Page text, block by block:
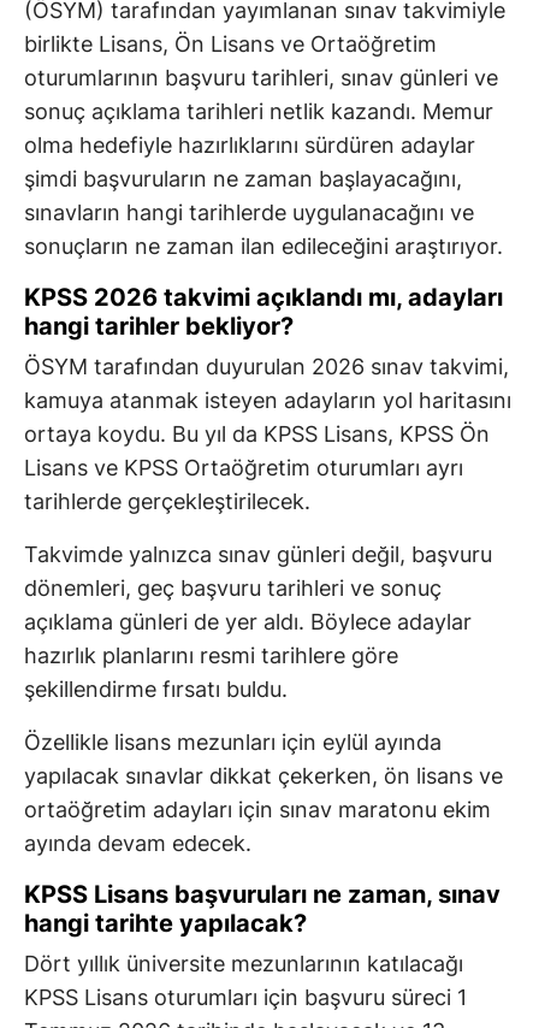
(ÖSYM) tarafından yayımlanan sınav takvimiyle
birlikte Lisans, Ön Lisans ve Ortaöğretim
oturumlarının başvuru tarihleri, sınav günleri ve
sonuç açıklama tarihleri netlik kazandı. Memur
olma hedefiyle hazırlıklarını sürdüren adaylar
şimdi başvuruların ne zaman başlayacağını,
sınavların hangi tarihlerde uygulanacağını ve
sonuçların ne zaman ilan edileceğini araştırıyor.
KPSS 2026 takvimi açıklandı mı, adayları
hangi tarihler bekliyor?
ÖSYM tarafından duyurulan 2026 sınav takvimi,
kamuya atanmak isteyen adayların yol haritasını
ortaya koydu. Bu yıl da KPSS Lisans, KPSS Ön
Lisans ve KPSS Ortaöğretim oturumları ayrı
tarihlerde gerçekleştirilecek.
Takvimde yalnızca sınav günleri değil, başvuru
dönemleri, geç başvuru tarihleri ve sonuç
açıklama günleri de yer aldı. Böylece adaylar
hazırlık planlarını resmi tarihlere göre
şekillendirme fırsatı buldu.
Özellikle lisans mezunları için eylül ayında
yapılacak sınavlar dikkat çekerken, ön lisans ve
ortaöğretim adayları için sınav maratonu ekim
ayında devam edecek.
KPSS Lisans başvuruları ne zaman, sınav
hangi tarihte yapılacak?
Dört yıllık üniversite mezunlarının katılacağı
KPSS Lisans oturumları için başvuru süreci 1